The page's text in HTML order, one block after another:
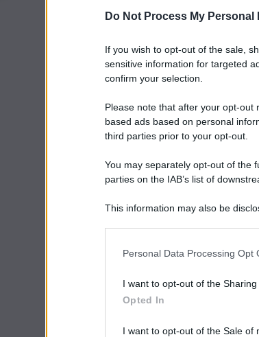
Do Not Process My Personal
If you wish to opt-out of the sale,
sensitive information for targeted
confirm your selection.
Please note that after your opt-out
based ads based on personal
third parties prior to your opt-out.
You may separately opt-out of the
parties on the IAB’s list of
This information may also be
Personal Data Processing Opt
I want to opt-out of the
Opted In
I want to opt-out of the Sale of
1 2